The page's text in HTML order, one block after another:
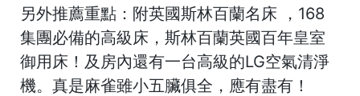
另外推薦重點：附英國斯林百蘭名床 ，168
集團必備的高級床，斯林百蘭英國百年皇室
御用床！及房內還有一台高級的LG空氣清淨
機。真是麻雀雖小五臟俱全，應有盡有！